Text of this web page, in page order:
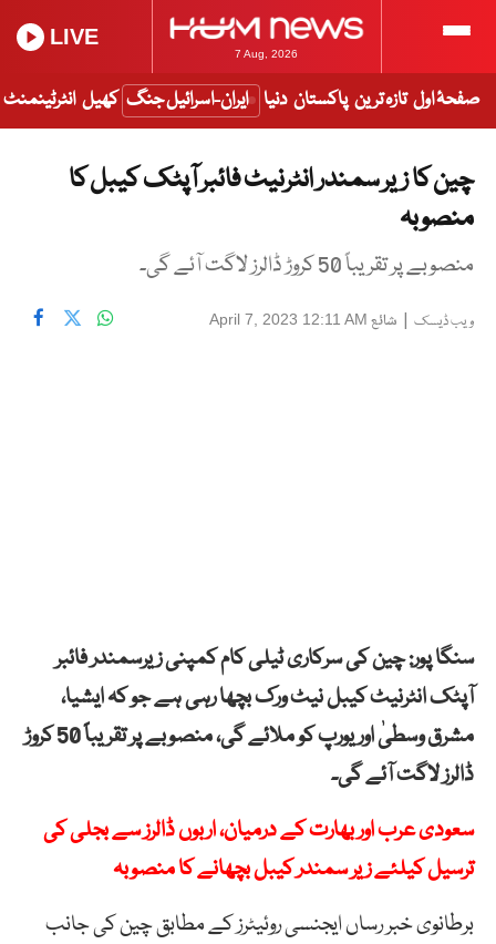
7 Aug, 2026
LIVE
صفحۂ اول تازہ ترین پاکستان دنیا ایران-اسرائیل جنگ کھیل انٹرٹینمنٹ
چین کا زیر سمندر انٹرنیٹ فائبر آپٹک کیبل کا
منصوبہ
منصوبے پر تقریباً 50 کروڑ ڈالرز لاگت آئے گی۔
ویب ڈیسک | شائع April 7, 2023 12:11 AM
سنگا پور: چین کی سرکاری ٹیلی کام کمپنی زیرسمندر فائبر
آپٹک انٹرنیٹ کیبل نیٹ ورک بچھا رہی ہے جو کہ ایشیا،
مشرق وسطیٰ اور یورپ کو ملائے گی، منصوبے پر تقریباً 50 کروڑ
ڈالرز لاگت آئے گی۔
سعودی عرب اور بھارت کے درمیان، اربوں ڈالرز سے بجلی کی
ترسیل کیلئے زیر سمندر کیبل بچھانے کا منصوبہ
برطانوی خبر رساں ایجنسی روئیٹرز کے مطابق چین کی جانب